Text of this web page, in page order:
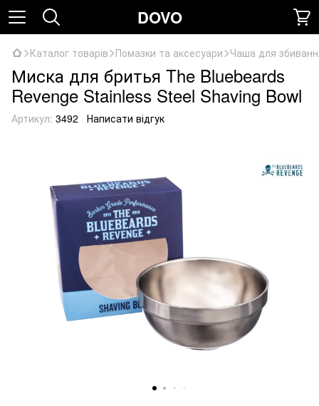
DOVO
Каталог товарів Помазки та аксесуари Чаша для
Миска для бритья The Bluebeards
Revenge Stainless Steel Shaving Bowl
Артикул: 3492 Написати відгук